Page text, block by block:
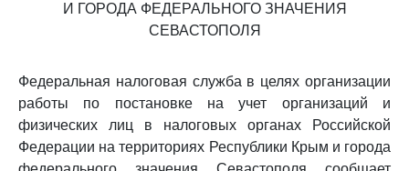
И ГОРОДА ФЕДЕРАЛЬНОГО ЗНАЧЕНИЯ
СЕВАСТОПОЛЯ
Федеральная налоговая служба в целях организации
работы по постановке на учет организаций и
физических лиц в налоговых органах Российской
Федерации на территориях Республики Крым и города